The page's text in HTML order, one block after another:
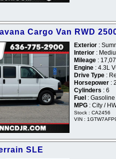
Cargo Van RWD
Exterior :
Interior :
Mileage :
Engine : 4.3L
Drive Type :
Horsepower :
Cylinders : 6
Fuel : Gasoline
MPG : City /
Stock : CA2456
VIN :
SLE